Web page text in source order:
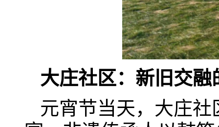
大庄社区：新旧交融
元宵节当天，大庄